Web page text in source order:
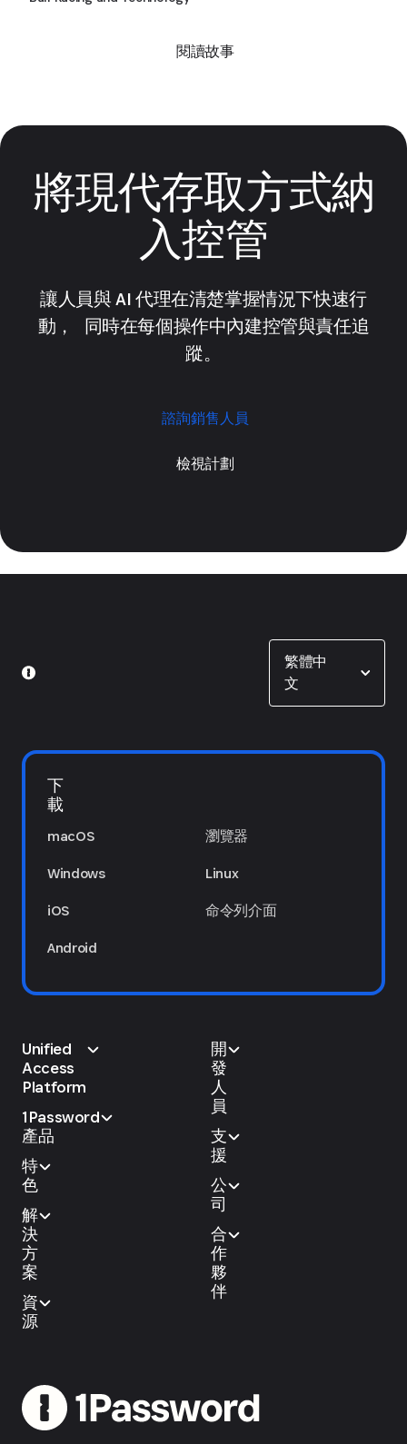
閱讀故事
將現代存取方式納
入控管
讓人員與 AI 代理在清楚掌握情況下快速行
動， 同時在每個操作中內建控管與責任追
蹤。
諮詢銷售人員
檢視計劃
繁體中
文
Show options
下
載
macOS
Windows
iOS
Android
瀏覽器
Linux
命令列介面
Unified
Access
Platform
1Password
產品
特
色
解
決
方
案
資
源
開
發
人
員
支
援
公
司
合
作
夥
伴